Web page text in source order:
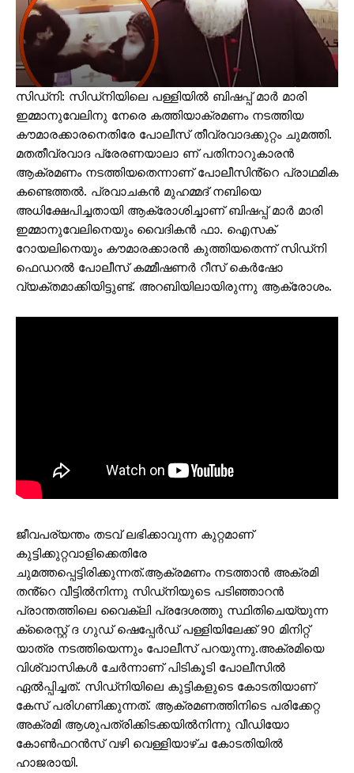
സിഡ്‌നി: സിഡ്‌നിയിലെ പള്ളിയിൽ ബിഷപ്പ് മാർ മാരി
ഇമ്മാനുവേലിനു നേരെ കത്തിയാക്രമണം നടത്തിയ
കൗമാരക്കാരനെതിരേ പോലീസ് തീവ്രവാദക്കുറ്റം ചുമത്തി.
മതതീവ്രവാദ പ്രേരണയാലാ ണ് പതിനാറുകാരൻ
ആക്രമണം നടത്തിയതെന്നാണ് പോലീസിൻ്റെ പ്രാഥമിക
കണ്ടെത്തൽ. പ്രവാചകൻ മുഹമ്മദ് നബിയെ
അധിക്ഷേപിച്ചതായി ആക്രോശിച്ചാണ് ബിഷപ്പ് മാർ മാരി
ഇമ്മാനുവേലിനെയും വൈദികൻ ഫാ. ഐസക്
റോയലിനെയും കൗമാരക്കാരൻ കുത്തിയതെന്ന് സിഡ്‌നി
ഫെഡറൽ പോലീസ് കമ്മീഷണർ റീസ് കെർഷോ
വ്യക്തമാക്കിയിട്ടുണ്ട്. അറബിയിലായിരുന്നു ആക്രോശം.
ജീവപര്യന്തം തടവ് ലഭിക്കാവുന്ന കുറ്റമാണ്
കുട്ടിക്കുറ്റവാളിക്കെതിരേ
ചുമത്തപ്പെട്ടിരിക്കുന്നത്.ആക്രമണം നടത്താൻ അക്രമി
തൻ്റെ വീട്ടിൽനിന്നു സിഡ്‌നിയുടെ പടിഞ്ഞാറൻ
പ്രാന്തത്തിലെ വൈക്‌ലി പ്രദേശത്തു സ്ഥിതിചെയ്യുന്ന
ക്രൈസ്റ്റ് ദ ഗുഡ് ഷെപ്പേർഡ് പള്ളിയിലേക്ക് 90 മിനിറ്റ്
യാത്ര നടത്തിയെന്നും പോലീസ് പറയുന്നു.അക്രമിയെ
വിശ്വാസികൾ ചേർന്നാണ് പിടികൂടി പോലീസിൽ
ഏൽപ്പിച്ചത്. സിഡ്‌നിയിലെ കുട്ടികളുടെ കോടതിയാണ്
കേസ് പരിഗണിക്കുന്നത്. ആക്രമണത്തിനിടെ പരിക്കേറ്റ
അക്രമി ആശുപത്രിക്കിടക്കയിൽനിന്നു വീഡിയോ
കോൺഫറൻസ് വഴി വെള്ളിയാഴ്‌ച കോടതിയിൽ
ഹാജരായി.